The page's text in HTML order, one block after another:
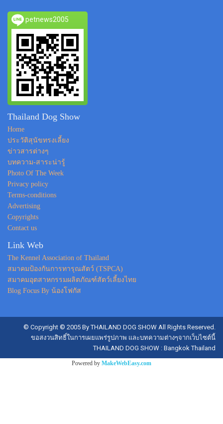
petnews2005
Thailand Dog Show
Home
ประวัติสุนัขทรงเลี้ยง
ข่าวสารต่างๆ
บทความ-สาระน่ารู้
Photo Of The Week
Privacy policy
Terms-conditions
Advertising
Copyrights
Contact us
Link Web
The Kennel Association of Thailand
สมาคมป้องกันการทารุณสัตว์ (TSPCA)
สมาคมอุตสาหกรรมผลิตภัณฑ์สัตว์เลี้ยงไทย
Blog Focus By น้องโฟกัส
© Copyright © 2005 By THAILAND DOG SHOW All Rights Reserved.
ขอสงวนสิทธิ์ในการเผยแพร่รูปภาพ และบทความต่างๆจากเว็บไซต์นี้
THAILAND DOG SHOW : Bangkok Thailand
Powered by MakeWebEasy.com